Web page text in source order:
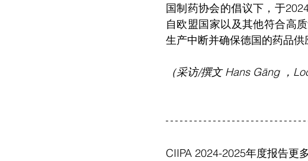
国制药协会的倡议下，于
自欧盟国家以及其他符合高
生产中断并确保德国的药品供
（采访/撰文 Hans Gäng ，
CIIPA 2024-2025年度报告更